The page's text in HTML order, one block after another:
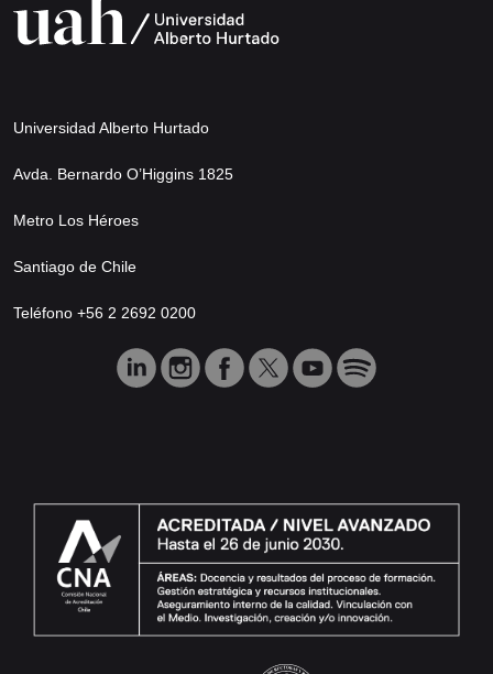
Universidad Alberto Hurtado
Avda. Bernardo O’Higgins 1825
Metro Los Héroes
Santiago de Chile
Teléfono +56 2 2692 0200